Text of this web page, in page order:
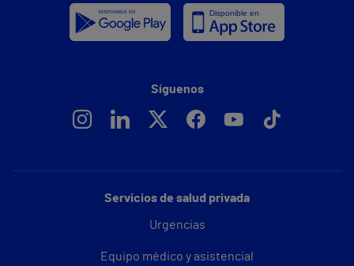
Servicios de salud privada
Urgencias
Equipo médico y asistencial
Síguenos